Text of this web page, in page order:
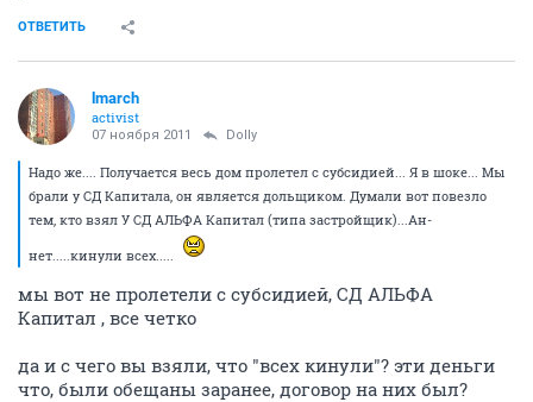
ОТВЕТИТЬ
lmarch
activist
07 ноября 2011 Dolly
Надо же.... Получается весь дом пролетел с субсидией... Я в шоке... Мы
брали у СД Капитала, он является дольщиком. Думали вот повезло
тем, кто взял У СД АЛЬФА Капитал (типа застройщик)...Ан-
нет.....кинули всех.....
мы вот не пролетели с субсидией, СД АЛЬФА
Капитал , все четко
да и с чего вы взяли, что "всех кинули"? эти деньги
что, были обещаны заранее, договор на них был?